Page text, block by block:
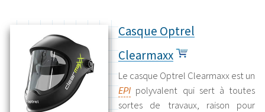
Casque Optrel
Clearmaxx
Le casque Optrel Clearmaxx est un
EPIpolyvalent qui sert à toutes
sortes de travaux, raison pour